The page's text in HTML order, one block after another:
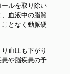
ルを取り除い
血液中の脂質
となく動脈硬
血圧も下がり
や脳疾患の予